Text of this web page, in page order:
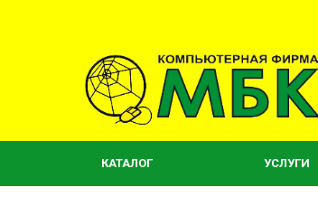
КАТАЛОГ УСЛУГИ